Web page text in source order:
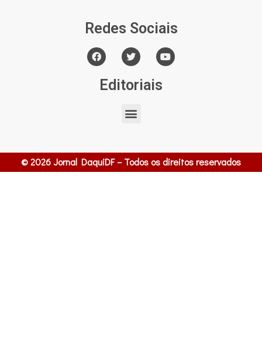
Redes Sociais
Editoriais
© 2026 Jornal DaquiDF – Todos os direitos reservados